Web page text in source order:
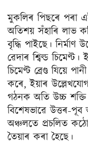
মুকলিৰ পিছৰে পৰা
অতিশয় সঁহাৰি লাভ
বৃদ্ধি পাইছে। নিৰ্মাণ
ৱেদাৰ শ্বিল্ড
চিমেণ্ট ব্ৰেণ্ড যিয়ে
কৰে, ইয়াৰ
গঠনক অতি উচ্চ
বিশেষভাৱে
অঞ্চলতে প্ৰচলিত
তৈয়াৰ কৰা হৈছে।